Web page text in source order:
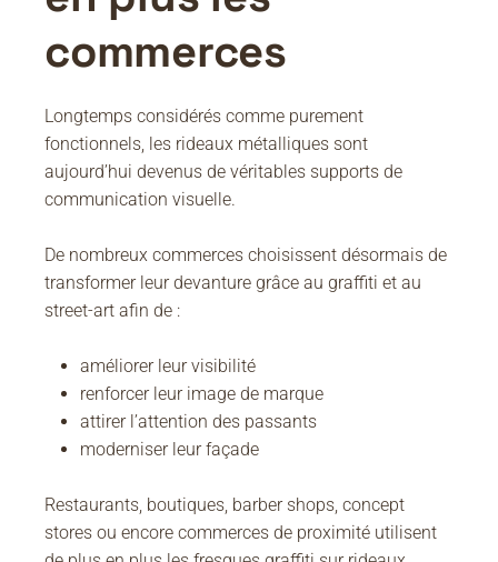
commerces
Longtemps considérés comme purement
fonctionnels, les rideaux métalliques sont
aujourd’hui devenus de véritables supports de
communication visuelle.
De nombreux commerces choisissent désormais de
transformer leur devanture grâce au graffiti et au
street-art afin de :
améliorer leur visibilité
renforcer leur image de marque
attirer l’attention des passants
moderniser leur façade
Restaurants, boutiques, barber shops, concept
stores ou encore commerces de proximité utilisent